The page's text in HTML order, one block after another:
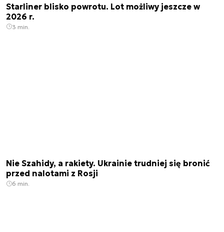
Starliner blisko powrotu. Lot możliwy jeszcze w
2026 r.
3 min.
Nie Szahidy, a rakiety. Ukrainie trudniej się bronić
przed nalotami z Rosji
6 min.